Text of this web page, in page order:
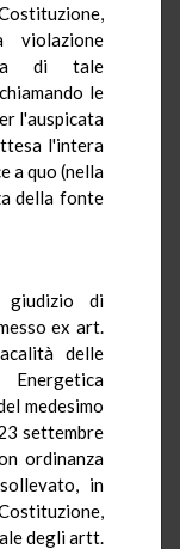
violazione
di tale
le
l'auspicata
l'intera
a quo (nella
della fonte
di
ex art.
delle
Energetica
medesimo
settembre
ordinanza
in
degli artt.